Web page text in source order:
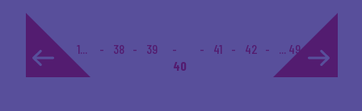
1... 38
39
40
41 42 ... 49